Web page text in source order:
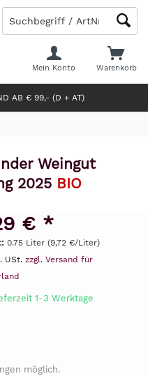
AB € 99,- (D + AT)
Warenkorb
Mein Konto
Weingut
2025 BIO
€ *
0.75 Liter (9,72 €/Liter)
USt. zzgl. Versand für
1-3 Werktage
möglich.